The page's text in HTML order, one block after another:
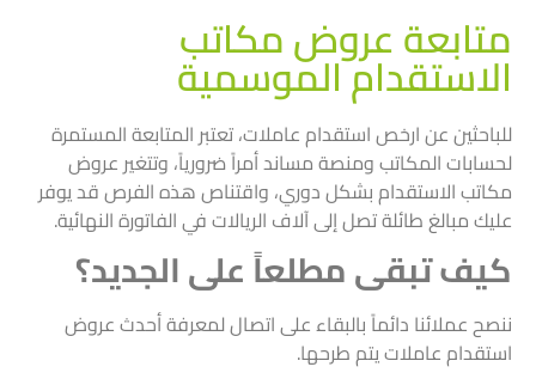
متابعة عروض مكاتب
الاستقدام الموسمية
للباحثين عن ارخص استقدام عاملات، تعتبر المتابعة المستمرة
لحسابات المكاتب ومنصة مساند أمراً ضرورياً، وتتغير عروض
مكاتب الاستقدام بشكل دوري، واقتناص هذه الفرص قد يوفر
عليك مبالغ طائلة تصل إلى آلاف الريالات في الفاتورة النهائية.
كيف تبقى مطلعاً على الجديد؟
ننصح عملائنا دائماً بالبقاء على اتصال لمعرفة أحدث عروض
استقدام عاملات يتم طرحها.